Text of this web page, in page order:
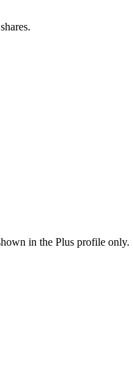
in the Plus profile only.